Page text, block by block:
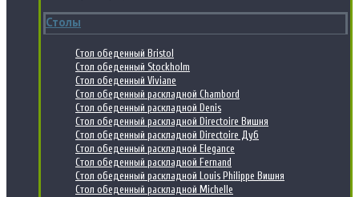
Столы
Стол обеденный Bristol
Стол обеденный Stockholm
Стол обеденный Viviane
Стол обеденный раскладной Chambord
Стол обеденный раскладной Denis
Стол обеденный раскладной Directoire Вишня
Стол обеденный раскладной Directoire Дуб
Стол обеденный раскладной Elegance
Стол обеденный раскладной Fernand
Стол обеденный раскладной Louis Philippe Вишня
Стол обеденный раскладной Michelle